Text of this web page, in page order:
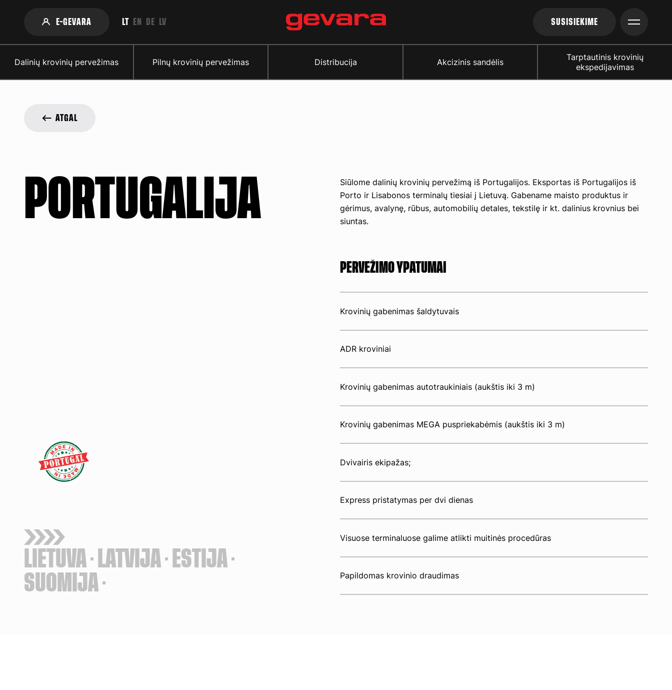
E-GEVARA LT EN DE LV SUSISIEKIME
Dalinių krovinių pervežimas Pilnų krovinių pervežimas Distribucija Akcizinis sandėlis
Tarptautinis krovinių
ekspedijavimas
ATGAL
PORTUGALIJA
LIETUVA LATVIJA
ESTIJA
SUOMIJA
Siūlome dalinių krovinių pervežimą iš Portugalijos. Eksportas iš Portugalijos iš
Porto ir Lisabonos terminalų tiesiai į Lietuvą. Gabename maisto produktus ir
gėrimus, avalynę, rūbus, automobilių detales, tekstilę ir kt. dalinius krovnius bei
siuntas.
PERVEŽIMO YPATUMAI
Krovinių gabenimas šaldytuvais
ADR kroviniai
Krovinių gabenimas autotraukiniais (aukštis iki 3 m)
Krovinių gabenimas MEGA puspriekabėmis (aukštis iki 3 m)
Dvivairis ekipažas;
Express pristatymas per dvi dienas
Visuose terminaluose galime atlikti muitinės procedūras
Papildomas krovinio draudimas